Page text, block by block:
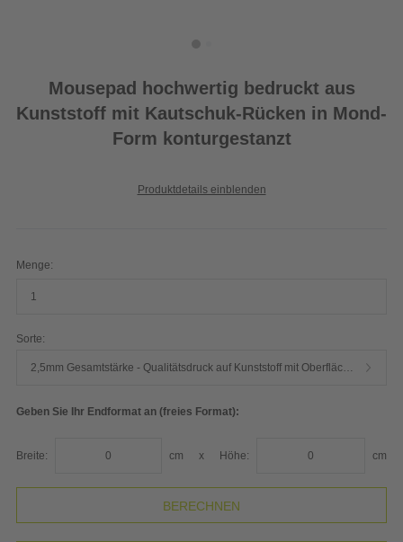
Mousepad hochwertig bedruckt aus
Kunststoff mit Kautschuk-Rücken in Mond-
Form konturgestanzt
Produktdetails einblenden
Menge:
Sorte:
Geben Sie Ihr Endformat an (freies Format):
Breite: cm x Höhe: cm